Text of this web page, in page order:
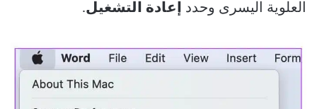
العلوية اليسرى وحدد إعادة التشغيل.